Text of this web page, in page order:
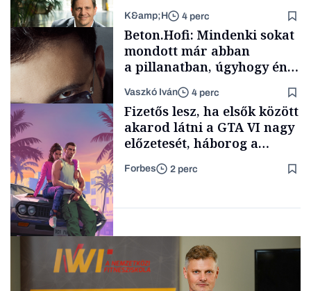
Politika
TÁMOGATÓI
K&amp;H 4 perc
Forbes-sztori
Beton.Hofi: Mindenki sokat
mondott már abban
a pillanatban, úgyhogy én
a legsarkosabb
gondolataimat akartam
kimondani
Vaszkó Iván 4 perc
Fizetős lesz, ha elsők között
akarod látni a GTA VI nagy
előzetesét, háborog a
gamer közösség
Forbes 2 perc